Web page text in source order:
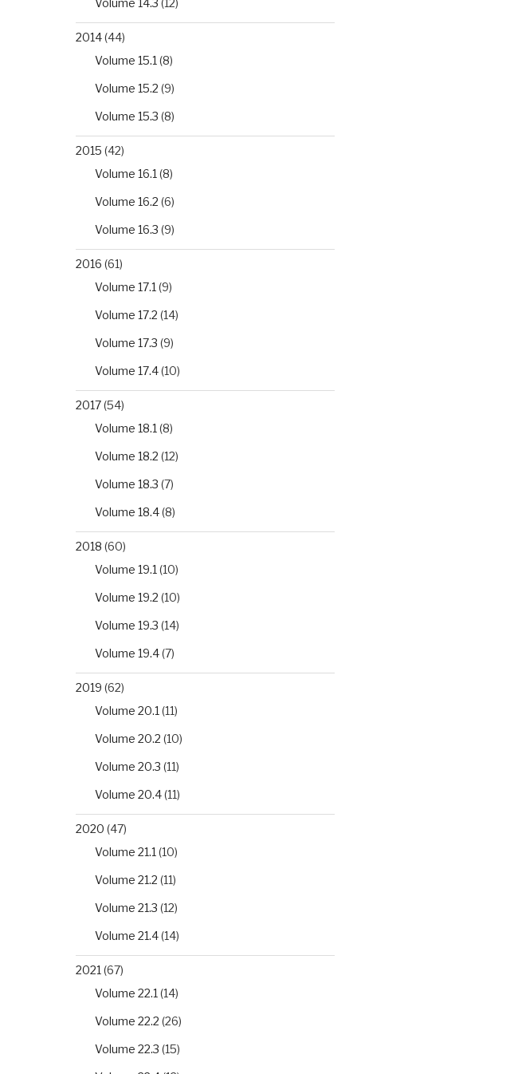
2014(44)
Volume 15.1 (8)
Volume 15.2 (9)
Volume 15.3 (8)
2015 (42)
Volume 16.1 (8)
Volume 16.2 (6)
Volume 16.3 (9)
2016 (61)
Volume 17.1 (9)
Volume 17.2 (14)
Volume 17.3 (9)
Volume 17.4(10)
2017(54)
Volume 18.1 (8)
Volume 18.2 (12)
Volume 18.3 (7)
Volume 18.4(8)
2018 (60)
Volume 19.1 (10)
Volume 19.2 (10)
Volume 19.3 (14)
Volume 19.4(7)
2019 (62)
Volume 20.1 (11)
Volume 20.2 (10)
Volume 20.3 (11)
Volume 20.4(11)
2020 (47)
Volume 21.1 (10)
Volume 21.2 (11)
Volume 21.3 (12)
Volume 21.4(14)
2021 (67)
Volume 22.1 (14)
Volume 22.2 (26)
Volume 22.3 (15)